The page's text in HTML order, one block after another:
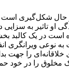
در حال شکل‌گیری
تاثیر به سزایی
در یک کالبد
به نوعی
خلاقانه‌ای را جهت
مخلوق را در خود